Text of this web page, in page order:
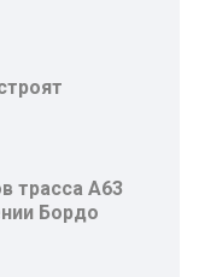
трасса A63
Бордо